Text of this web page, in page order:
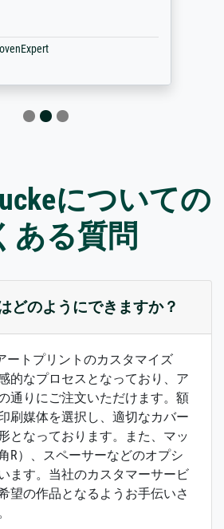
についての
ある質問
どのようにできますか？
ートプリントのカスタマイズ
的なプロセスとなっており、ア
通りにご注文いただけます。額
刷媒体を選択し、適切なカバー
となっております。また、マッ
R）、スペーサーなどのオプシ
ます。当社のカスタマーサービ
望の作品となるようお手伝いさ